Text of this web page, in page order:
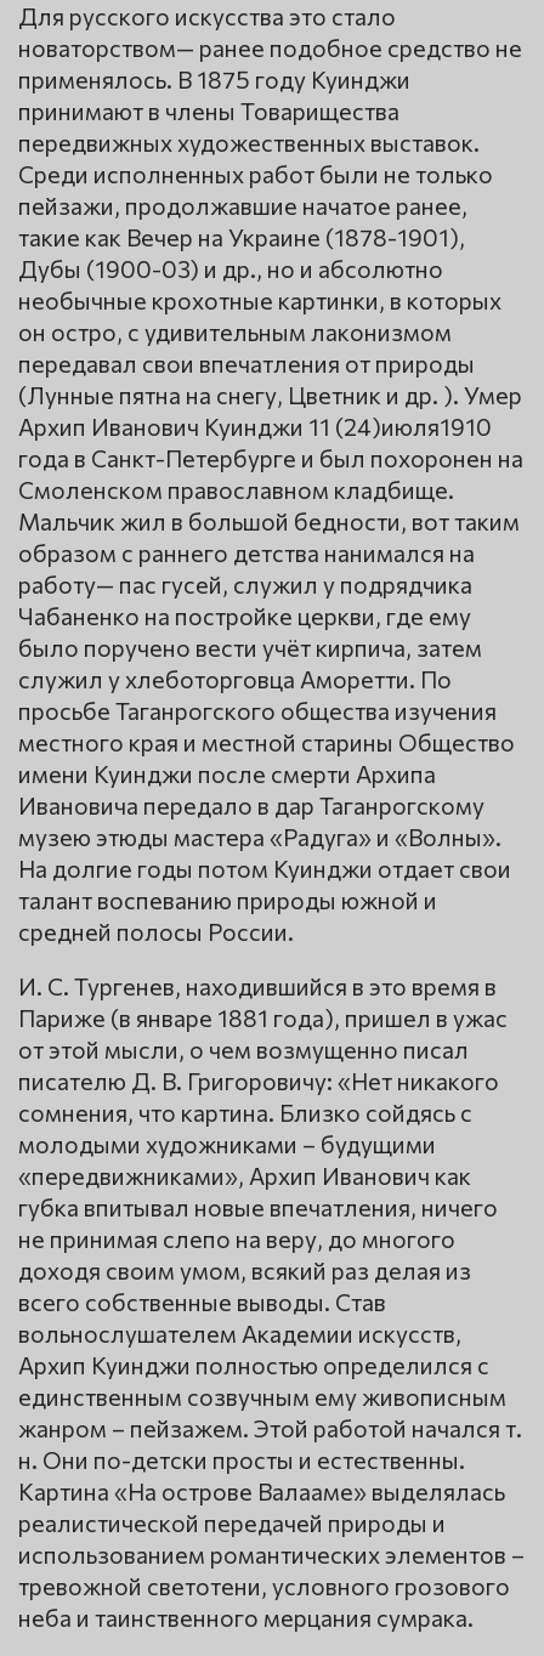
Для русского искусства это стало
новаторством— ранее подобное средство не
применялось. В 1875 году Куинджи
принимают в члены Товарищества
передвижных художественных выставок.
Среди исполненных работ были не только
пейзажи, продолжавшие начатое ранее,
такие как Вечер на Украине (1878-1901),
Дубы (1900-03) и др., но и абсолютно
необычные крохотные картинки, в которых
он остро, с удивительным лаконизмом
передавал свои впечатления от природы
(Лунные пятна на снегу, Цветник и др. ). Умер
Архип Иванович Куинджи 11 (24)июля1910
года в Санкт-Петербурге и был похоронен на
Смоленском православном кладбище.
Мальчик жил в большой бедности, вот таким
образом с раннего детства нанимался на
работу— пас гусей, служил у подрядчика
Чабаненко на постройке церкви, где ему
было поручено вести учёт кирпича, затем
служил у хлеботорговца Аморетти. По
просьбе Таганрогского общества изучения
местного края и местной старины Общество
имени Куинджи после смерти Архипа
Ивановича передало в дар Таганрогскому
музею этюды мастера «Радуга» и «Волны».
На долгие годы потом Куинджи отдает свои
талант воспеванию природы южной и
средней полосы России.
И. С. Тургенев, находившийся в это время в
Париже (в январе 1881 года), пришел в ужас
от этой мысли, о чем возмущенно писал
писателю Д. В. Григоровичу: «Нет никакого
сомнения, что картина. Близко сойдясь с
молодыми художниками – будущими
«передвижниками», Архип Иванович как
губка впитывал новые впечатления, ничего
не принимая слепо на веру, до многого
доходя своим умом, всякий раз делая из
всего собственные выводы. Став
вольнослушателем Академии искусств,
Архип Куинджи полностью определился с
единственным созвучным ему живописным
жанром – пейзажем. Этой работой начался т.
н. Они по-детски просты и естественны.
Картина «На острове Валааме» выделялась
реалистической передачей природы и
использованием романтических элементов –
тревожной светотени, условного грозового
неба и таинственного мерцания сумрака.